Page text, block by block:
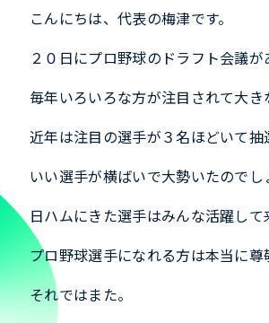
こんにちは、代表の梅津です。
２０日にプロ野球のドラフト会議が
毎年いろいろな方が注目されて大き
近年は注目の選手が３名ほどいて抽
いい選手が横ばいで大勢いたのでし
日ハムにきた選手はみんな活躍して
プロ野球選手になれる方は本当に尊
それではまた。